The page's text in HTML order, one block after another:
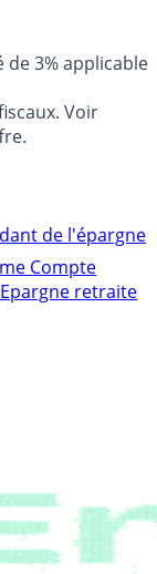
de 3% applicable
Voir
de l'épargne
Compte
Epargne retraite